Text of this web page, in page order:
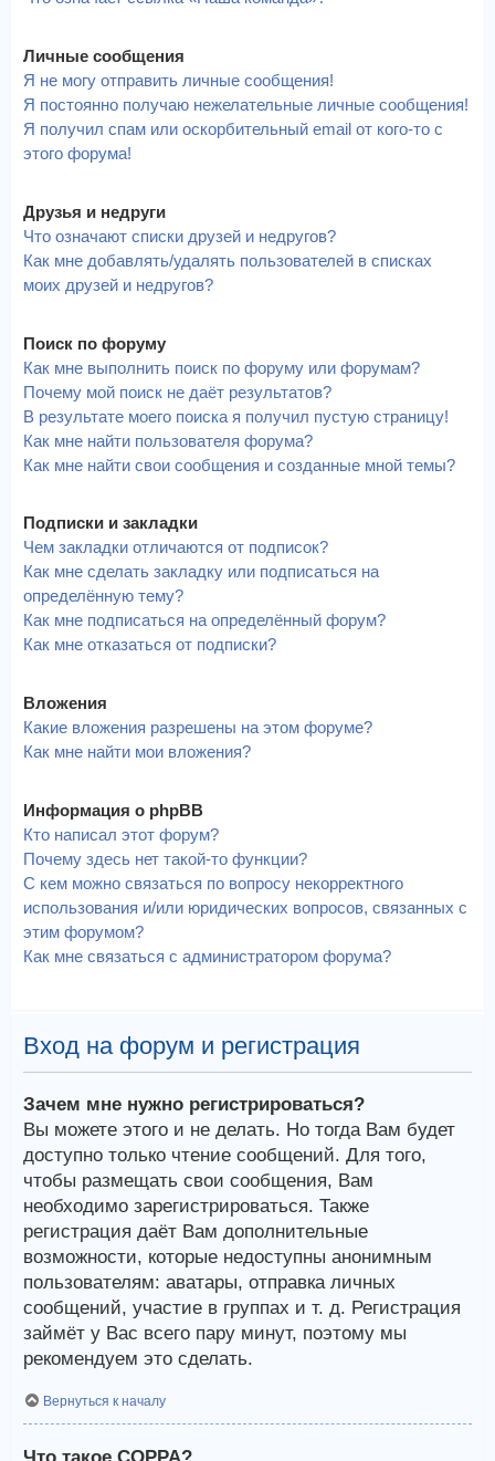
Личные сообщения
Я не могу отправить личные сообщения!
Я постоянно получаю нежелательные личные сообщения!
Я получил спам или оскорбительный email от кого-то с
этого форума!
Друзья и недруги
Что означают списки друзей и недругов?
Как мне добавлять/удалять пользователей в списках
моих друзей и недругов?
Поиск по форуму
Как мне выполнить поиск по форуму или форумам?
Почему мой поиск не даёт результатов?
В результате моего поиска я получил пустую страницу!
Как мне найти пользователя форума?
Как мне найти свои сообщения и созданные мной темы?
Подписки и закладки
Чем закладки отличаются от подписок?
Как мне сделать закладку или подписаться на
определённую тему?
Как мне подписаться на определённый форум?
Как мне отказаться от подписки?
Вложения
Какие вложения разрешены на этом форуме?
Как мне найти мои вложения?
Информация о phpBB
Кто написал этот форум?
Почему здесь нет такой-то функции?
С кем можно связаться по вопросу некорректного
использования и/или юридических вопросов, связанных с
этим форумом?
Как мне связаться с администратором форума?
Вход на форум и регистрация
Зачем мне нужно регистрироваться?
Вы можете этого и не делать. Но тогда Вам будет
доступно только чтение сообщений. Для того,
чтобы размещать свои сообщения, Вам
необходимо зарегистрироваться. Также
регистрация даёт Вам дополнительные
возможности, которые недоступны анонимным
пользователям: аватары, отправка личных
сообщений, участие в группах и т. д. Регистрация
займёт у Вас всего пару минут, поэтому мы
рекомендуем это сделать.
Вернуться к началу